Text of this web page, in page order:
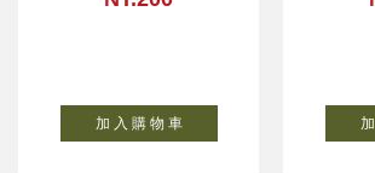
加 入 購 物 車